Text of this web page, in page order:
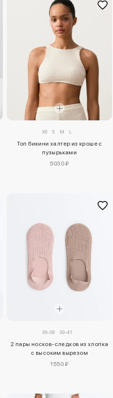
XS S M L
Топ бикини халтер из кроше с
пузырьками
5030 ₽
36-38 39-41
2 пары носков-следков из хлопка
с высоким вырезом
1550 ₽